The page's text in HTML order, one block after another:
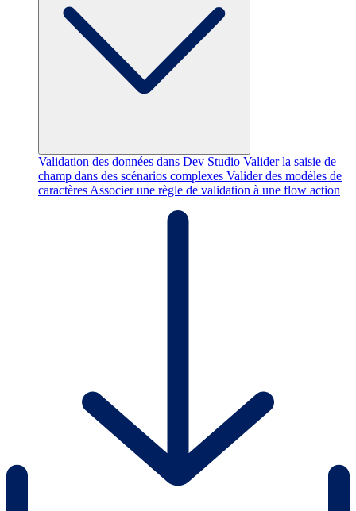
Validation des données dans Dev Studio Valider la saisie de
champ dans des scénarios complexes Valider des modèles de
caractères Associer une règle de validation à une flow action